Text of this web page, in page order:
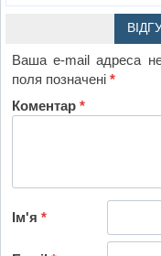
Ваша e-mail адреса
поля позначені*
Коментар*
Ім'я*